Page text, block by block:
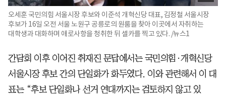
오세훈 국민의힘 서울시장 후보와 이준석 개혁신당 대표, 김정철 서울시장
후보가 16일 오전 서울 노원구 공릉로의 원룸을 찾아 이곳에서 자취하는
대학생과 대화하며 애로사항을 청취한 뒤 셀카를 찍고 있다. /뉴스1
간담회 이후 이어진 취재진 문답에서는 국민의힘·개혁신당
서울시장 후보 간의 단일화가 화두였다. 이와 관련해서 이 대
표는 “후보 단일화나 선거 연대까지는 검토하지 않고 있